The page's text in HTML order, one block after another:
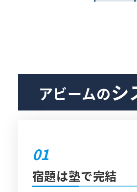
アビームのシ
01
宿題は塾で完結